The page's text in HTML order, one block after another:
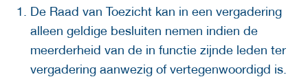
De Raad van Toezicht kan in een vergadering
alleen geldige besluiten nemen indien de
meerderheid van de in functie zijnde leden ter
vergadering aanwezig of vertegenwoordigd is.